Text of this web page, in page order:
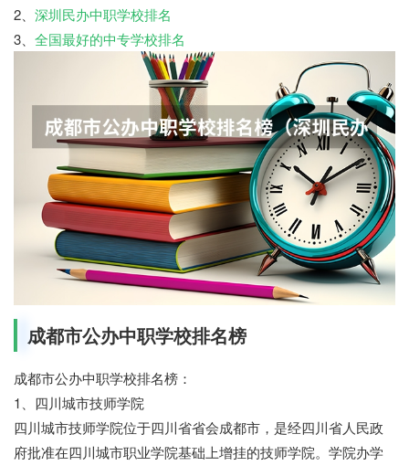
2、 深圳民办中职学校排名
3、 全国最好的中专学校排名
成都市公办中职学校排名榜
成都市公办中职学校排名榜：
1、四川城市技师学院
四川城市技师学院位于四川省省会成都市，是经四川省人民政
府批准在四川城市职业学院基础上增挂的技师学院。学院办学